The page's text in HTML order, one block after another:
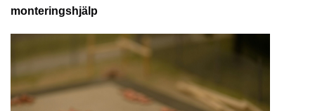
monteringshjälp